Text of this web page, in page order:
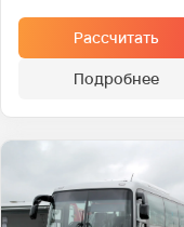
Рассчитать
Подробнее